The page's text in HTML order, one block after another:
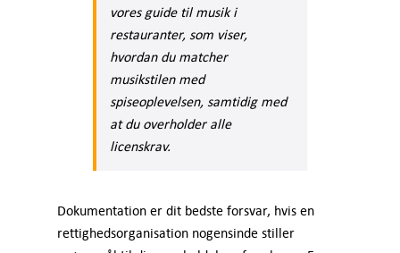
vores guide til musik i
restauranter, som viser,
hvordan du matcher
musikstilen med
spiseoplevelsen, samtidig med
at du overholder alle
licenskrav.
Dokumentation er dit bedste forsvar, hvis en
rettighedsorganisation nogensinde stiller